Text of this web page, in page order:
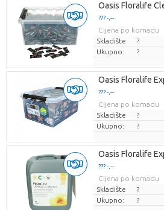
Oasis Floralife
??? -,--
Cijena po komadu
Skladište
?
Ukupno:
?
Oasis Floralife
??? -,--
Cijena po komadu
Skladište
?
Ukupno:
?
Oasis Floralife
??? -,--
Cijena po komadu
Skladište
?
Ukupno:
?